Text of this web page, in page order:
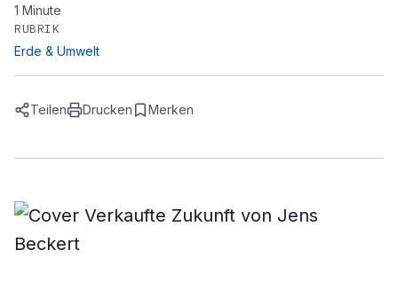
1 Minute
RUBRIK
Erde & Umwelt
Teilen Drucken Merken